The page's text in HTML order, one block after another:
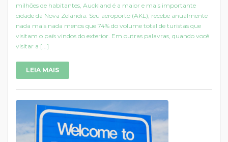
milhões de habitantes, Auckland é a maior e mais importante
cidade da Nova Zelândia. Seu aeroporto (AKL), recebe anualmente
nada mais nada menos que 74% do volume total de turistas que
visitam o país vindos do exterior. Em outras palavras, quando você
visitar a [...]
LEIA MAIS